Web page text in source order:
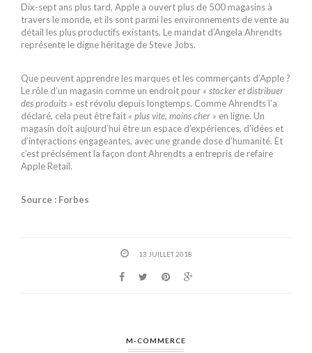
Dix-sept ans plus tard, Apple a ouvert plus de 500 magasins à
travers le monde, et ils sont parmi les environnements de vente au
détail les plus productifs existants. Le mandat d’Angela Ahrendts
représente le digne héritage de Steve Jobs.
Que peuvent apprendre les marques et les commerçants d’Apple ?
Le rôle d’un magasin comme un endroit pour « stocker et distribuer
des produits » est révolu depuis longtemps. Comme Ahrendts l’a
déclaré, cela peut être fait « plus vite, moins cher » en ligne. Un
magasin doit aujourd’hui être un espace d’expériences, d’idées et
d’interactions engageantes, avec une grande dose d’humanité. Et
c’est précisément la façon dont Ahrendts a entrepris de refaire
Apple Retail.
Source : Forbes
13 JUILLET 2018
M-COMMERCE